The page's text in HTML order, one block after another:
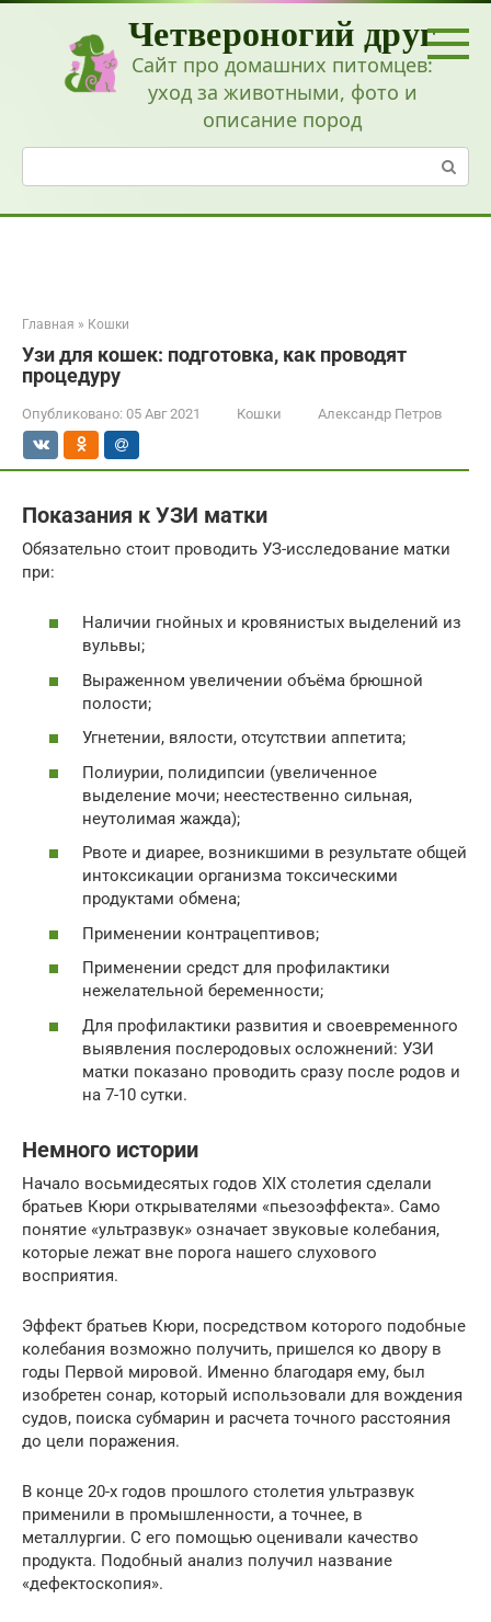
Перейти
Четвероногий друг
Сайт про домашних питомцев:
уход за животными, фото и
описание пород
Поиск:
Главная » Кошки
Узи для кошек: подготовка, как проводят
процедуру
Опубликовано: 05 Авг 2021 Кошки Александр Петров
Показания к УЗИ матки
Обязательно стоит проводить УЗ-исследование матки
при:
Наличии гнойных и кровянистых выделений из
вульвы;
Выраженном увеличении объёма брюшной
полости;
Угнетении, вялости, отсутствии аппетита;
Полиурии, полидипсии (увеличенное
выделение мочи; неестественно сильная,
неутолимая жажда);
Рвоте и диарее, возникшими в результате общей
интоксикации организма токсическими
продуктами обмена;
Применении контрацептивов;
Применении средст для профилактики
нежелательной беременности;
Для профилактики развития и своевременного
выявления послеродовых осложнений: УЗИ
матки показано проводить сразу после родов и
на 7-10 сутки.
Немного истории
Начало восьмидесятых годов XIX столетия сделали
братьев Кюри открывателями «пьезоэффекта». Само
понятие «ультразвук» означает звуковые колебания,
которые лежат вне порога нашего слухового
восприятия.
Эффект братьев Кюри, посредством которого подобные
колебания возможно получить, пришелся ко двору в
годы Первой мировой. Именно благодаря ему, был
изобретен сонар, который использовали для вождения
судов, поиска субмарин и расчета точного расстояния
до цели поражения.
В конце 20-х годов прошлого столетия ультразвук
применили в промышленности, а точнее, в
металлургии. С его помощью оценивали качество
продукта. Подобный анализ получил название
«дефектоскопия».